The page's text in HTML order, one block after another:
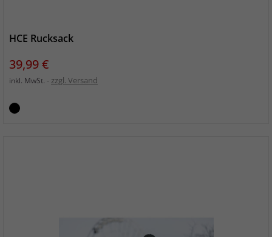
HCE Rucksack
Preis
39,99 €
inkl. MwSt. zzgl. Versand
schwarz_schwarz